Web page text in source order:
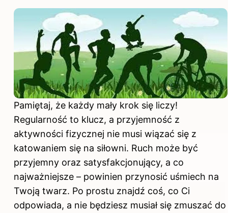
Pamiętaj, że każdy mały krok się liczy!
Regularność to klucz, a przyjemność z
aktywności fizycznej nie musi wiązać się z
katowaniem się na siłowni. Ruch może być
przyjemny oraz satysfakcjonujący, a co
najważniejsze – powinien przynosić uśmiech na
Twoją twarz. Po prostu znajdź coś, co Ci
odpowiada, a nie będziesz musiał się zmuszać do